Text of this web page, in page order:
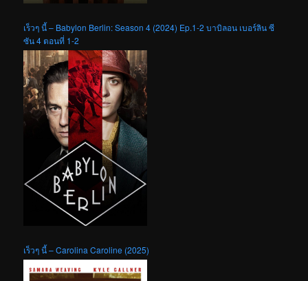
เร็วๆ นี้ – Babylon Berlin: Season 4 (2024) Ep.1-2 บาบิลอน เบอร์ลิน ซี
ซัน 4 ตอนที่ 1-2
เร็วๆ นี้ – Carolina Caroline (2025)